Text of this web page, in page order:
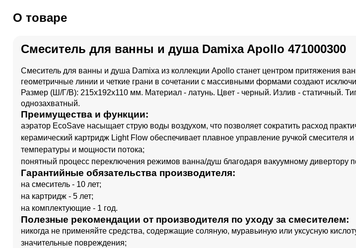
О товаре
Смеситель для ванны и душа Damixa Apollo 471000300
Смеситель для ванны и душа Damixa из коллекции Apollo станет центром притяжения
геометричные линии и четкие грани в сочетании с массивными формами создают
Размер (Ш/Г/В): 215x192x110 мм. Материал - латунь. Цвет - черный. Излив - статичный.
однозахватный.
Преимущества и функции:
аэратор EcoSave насыщает струю воды воздухом, что позволяет сократить расход
керамический картридж Light Flow обеспечивает плавное управление ручкой смесителя
температуры и мощности потока;
понятный процесс переключения режимов ванна/душ благодаря вакуумному дивертору
Гарантийные обязательства производителя:
на смеситель - 10 лет;
на картридж - 5 лет;
на комплектующие - 1 год.
Полезные рекомендации от производителя по уходу за смесителем:
никогда не применяйте средства, содержащие соляную, муравьиную или уксусную
значительные повреждения;